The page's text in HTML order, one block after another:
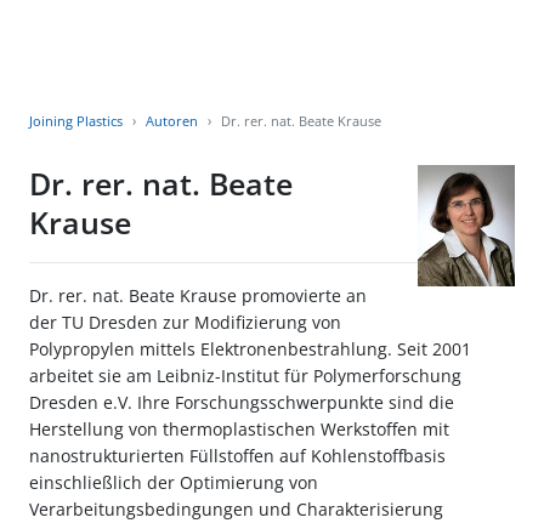
Joining Plastics Autoren Dr. rer. nat. Beate Krause
Dr. rer. nat. Beate
Krause
Dr. rer. nat. Beate Krause promovierte an
der TU Dresden zur Modifizierung von
Polypropylen mittels Elektronenbestrahlung. Seit 2001
arbeitet sie am Leibniz-Institut für Polymerforschung
Dresden e.V. Ihre Forschungsschwerpunkte sind die
Herstellung von thermoplastischen Werkstoffen mit
nanostrukturierten Füllstoffen auf Kohlenstoffbasis
einschließlich der Optimierung von
Verarbeitungsbedingungen und Charakterisierung